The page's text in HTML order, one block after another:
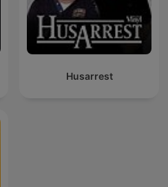
Husarrest